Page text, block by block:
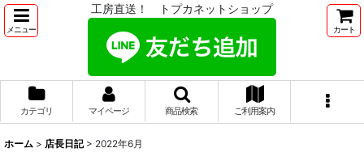
メニュー
工房直送！ トプカネットショップ
カート
カテゴリ マイページ 商品検索 ご利用案内
ホーム > 店長日記 > 2022年6月